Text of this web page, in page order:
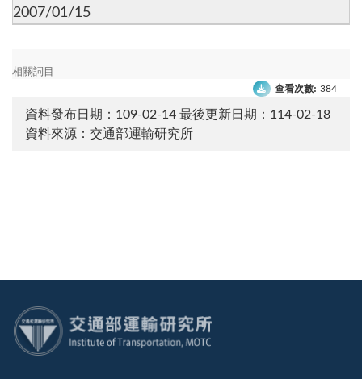
2007/01/15
相關詞目
查看次數: 384
資料發布日期：109-02-14 最後更新日期：114-02-18
資料來源：交通部運輸研究所